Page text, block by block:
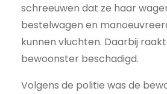
schreeuwen dat ze haar
bestelwagen en
kunnen vluchten. Daarbij
bewoonster beschadigd.
Volgens de politie was de